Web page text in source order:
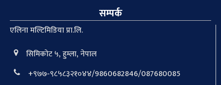
सम्पर्क
एलिना मल्टिमिडिया प्रा.लि.
सिमिकोट ५, हुम्ला, नेपाल
+९७७-९८५८३२१०४४/9860682846/087680085